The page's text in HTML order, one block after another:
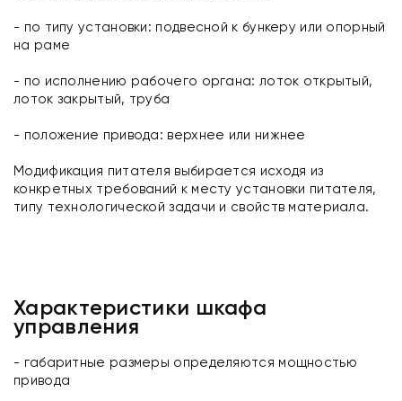
- по типу установки: подвесной к бункеру или опорный
на раме
- по исполнению рабочего органа: лоток открытый,
лоток закрытый, труба
- положение привода: верхнее или нижнее
Модификация питателя выбирается исходя из
конкретных требований к месту установки питателя,
типу технологической задачи и свойств материала.
Характеристики шкафа
управления
- габаритные размеры определяются мощностью
привода